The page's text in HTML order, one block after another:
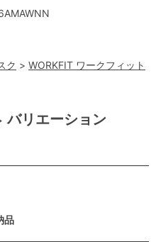
ク > WORKFIT ワークフィット
バリエーション
品